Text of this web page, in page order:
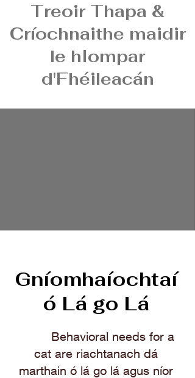
Treoir Thapa &
Críochnaithe maidir
le hIompar
d'Fhéileacán
Gníomhaíochtaí
ó Lá go Lá
Behavioral needs for a
cat are riachtanach dá
marthain ó lá go lá agus níor